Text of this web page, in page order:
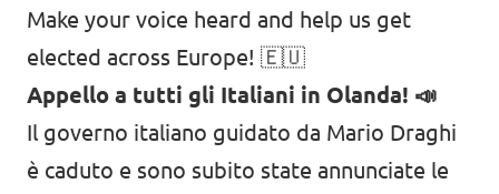
Make your voice heard and help us get
elected across Europe! 🇪🇺
Appello a tutti gli Italiani in Olanda! 📣
Il governo italiano guidato da Mario Draghi
è caduto e sono subito state annunciate le